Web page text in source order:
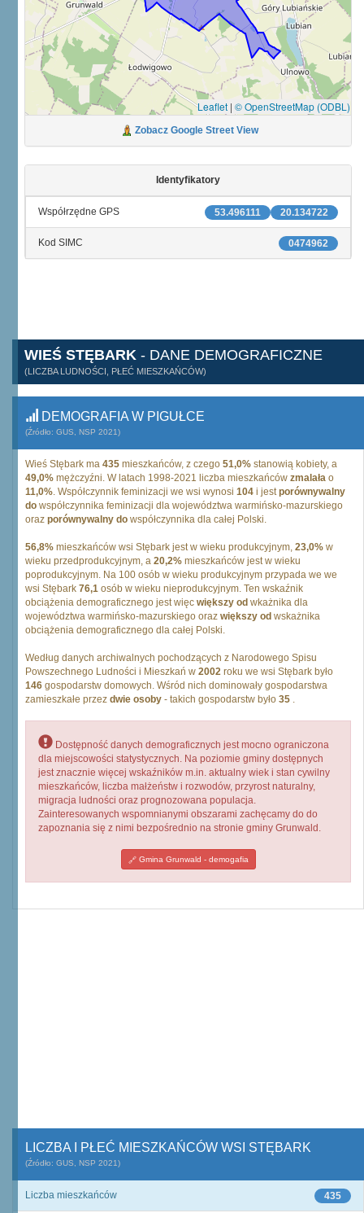
Leaflet | © OpenStreetMap (ODBL)
Zobacz Google Street View
Identyfikatory
20.134722
53.496111
Współrzędne GPS
0474962
Kod SIMC
WIEŚ STĘBARK - DANE DEMOGRAFICZNE
(LICZBA LUDNOŚCI, PŁEĆ MIESZKAŃCÓW)
DEMOGRAFIA W PIGUŁCE
(Źródło: GUS, NSP 2021)
Wieś Stębark ma 435 mieszkańców, z czego 51,0% stanowią kobiety, a
49,0% mężczyźni. W latach 1998-2021 liczba mieszkańców zmalała o
11,0%. Współczynnik feminizacji we wsi wynosi 104 i jestporównywalny
do współczynnika feminizacji dla województwa warmińsko-mazurskiego
oraz porównywalny do współczynnika dla całej Polski.
56,8% mieszkańców wsi Stębark jest w wieku produkcyjnym, 23,0% w
wieku przedprodukcyjnym, a 20,2% mieszkańców jest w wieku
poprodukcyjnym. Na 100 osób w wieku produkcyjnym przypada we we
wsi Stębark 76,1 osób w wieku nieprodukcyjnym. Ten wskaźnik
obciążenia demograficznego jest więc większy od wkażnika dla
województwa warmińsko-mazurskiego oraz większy od wskażnika
obciążenia demograficznego dla całej Polski.
Według danych archiwalnych pochodzących z Narodowego Spisu
Powszechnego Ludności i Mieszkań w 2002 roku we wsi Stębark było
146 gospodarstw domowych. Wśród nich dominowały gospodarstwa
zamieszkałe przez dwie osoby - takich gospodarstw było 35 .
Dostępność danych demograficznych jest mocno ograniczona
dla miejscowości statystycznych. Na poziomie gminy dostępnych
jest znacznie więcej wskaźników m.in. aktualny wiek i stan cywilny
mieszkańców, liczba małżeństw i rozwodów, przyrost naturalny,
migracja ludności oraz prognozowana populacja.
Zainteresowanych wspomnianymi obszarami zachęcamy do do
zapoznania się z nimi bezpośrednio na stronie gminy Grunwald.
Gmina Grunwald - demogafia
LICZBA I PŁEĆ MIESZKAŃCÓW WSI STĘBARK
(Źródło: GUS, NSP 2021)
435
Liczba mieszkańców